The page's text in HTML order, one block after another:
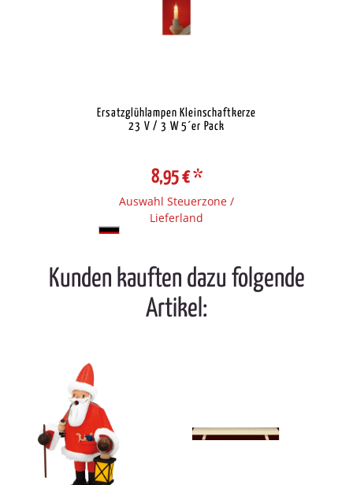
Ersatzglühlampen Kleinschaftkerze
23 V / 3 W 5´er Pack
8,95 €*
Auswahl Steuerzone /
Lieferland
Kunden kauften dazu folgende
Artikel: